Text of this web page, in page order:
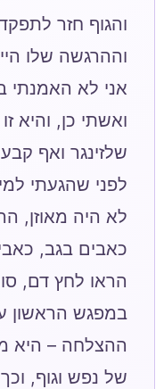
והגוף חזר
אני לא האמנתי
ואשתי כן, והיא
לפני שהגעתי
לא היה מאוזן,
כאבים בגב,
במפגש הראשון
ההצלחה – היא
של נפש וגוף,